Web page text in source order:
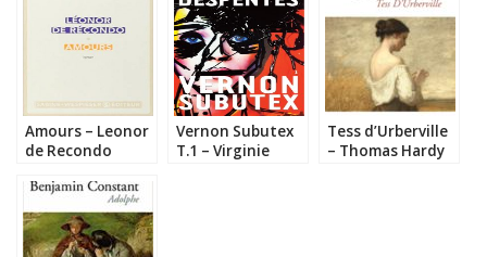
Amours – Leonor
de Recondo
Vernon Subutex
T.1 – Virginie
Tess d’Urberville
– Thomas Hardy